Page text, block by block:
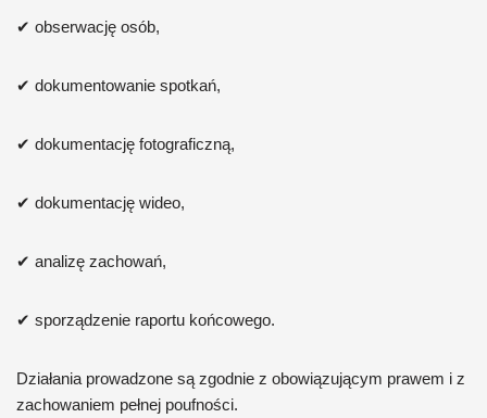
✔ obserwację osób,
✔ dokumentowanie spotkań,
✔ dokumentację fotograficzną,
✔ dokumentację wideo,
✔ analizę zachowań,
✔ sporządzenie raportu końcowego.
Działania prowadzone są zgodnie z obowiązującym prawem i z
zachowaniem pełnej poufności.